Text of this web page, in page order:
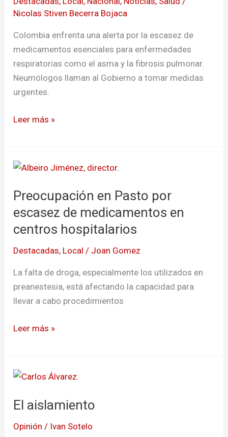
Nicolas Stiven Becerra Bojaca
Colombia enfrenta una alerta por la escasez de
medicamentos esenciales para enfermedades
respiratorias como el asma y la fibrosis pulmonar.
Neumólogos llaman al Gobierno a tomar medidas
urgentes.
medicamentos
para
enfermedades
respiratorias
Leer más »
Preocupación en Pasto por
escasez de medicamentos en
centros hospitalarios
Destacadas, Local / Joan Gomez
La falta de droga, especialmente los utilizados en
preanestesia, está afectando la capacidad para
llevar a cabo procedimientos
Preocupación
Pasto
por
escasez
medicamentos
hospitalarios
Leer más »
El aislamiento
Opinión / Ivan Sotelo
El